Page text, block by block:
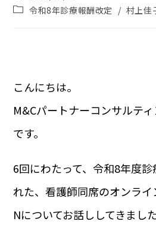
令和8年診療報酬改定 / 村上佳
こんにちは。
M&Cパートナーコンサルテ
です。
6回にわたって、令和8年度
れた、看護師同席のオンラ
Nについてお話ししてきました